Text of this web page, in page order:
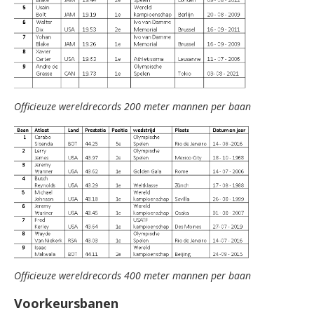
Officieuze wereldrecords 200 meter mannen per baan
Officieuze wereldrecords 400 meter mannen per baan
Voorkeursbanen